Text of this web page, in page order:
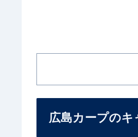
広島カープの